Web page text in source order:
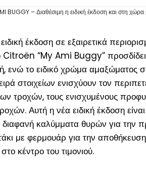
έκδοση σε εξαιρετικά
Citroën “My Ami Buggy” προσδίδει
ενώ το ειδικό χρώμα αμαξώματος σε
στοιχείων ενισχύουν τον
τροχών, τους ενισχυμένους
Αυτή η νέα ειδική έκδοση
καλύμματα θυρών για την
με φερμουάρ για την
κέντρο του τιμονιού.